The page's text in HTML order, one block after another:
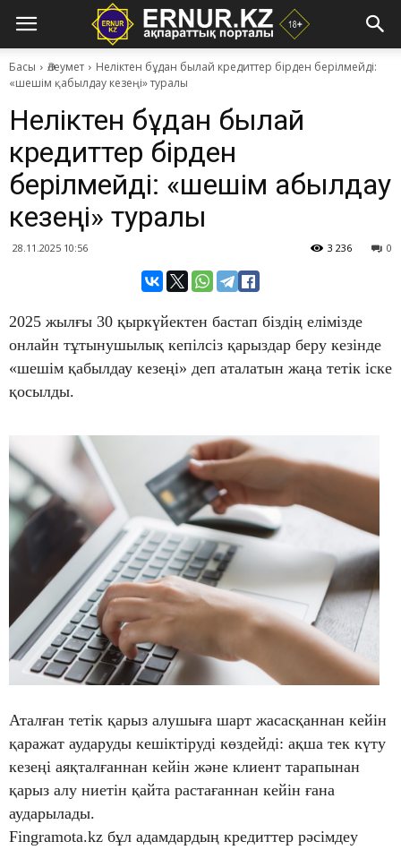
Басы Әлеумет
​Неліктен бұдан былай кредиттер бірден берілмейді:
«шешім қабылдау кезеңі» туралы
​Неліктен бұдан былай
кредиттер бірден
берілмейді: «шешім қабылдау
кезеңі» туралы
28.11.2025 10:56 0
3 236
2025 жылғы 30 қыркүйектен бастап біздің елімізде
онлайн тұтынушылық кепілсіз қарыздар беру кезінде
«шешім қабылдау кезеңі» деп аталатын жаңа тетік іске
қосылды.
Аталған тетік қарыз алушыға шарт жасасқаннан кейін
қаражат аударуды кешіктіруді көздейді: ақша тек күту
кезеңі аяқталғаннан кейін және клиент тарапынан
қарыз алу ниетін қайта растағаннан кейін ғана
аударылады.
Fingramota.kz бұл адамдардың кредиттер рәсімдеу